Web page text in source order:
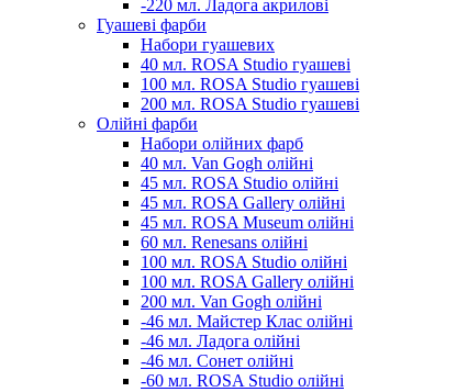
-220 мл. Ладога акрилові
Гуашеві фарби
Набори гуашевих
40 мл. ROSA Studio гуашеві
100 мл. ROSA Studio гуашеві
200 мл. ROSA Studio гуашеві
Олійні фарби
Набори олійних фарб
40 мл. Van Gogh олійні
45 мл. ROSA Studio олійні
45 мл. ROSA Gallery олійні
45 мл. ROSA Museum олійні
60 мл. Renesans олійні
100 мл. ROSA Studio олійні
100 мл. ROSA Gallery олійні
200 мл. Van Gogh олійні
-46 мл. Майстер Клас олійні
-46 мл. Ладога олійні
-46 мл. Сонет олійні
-60 мл. ROSA Studio олійні